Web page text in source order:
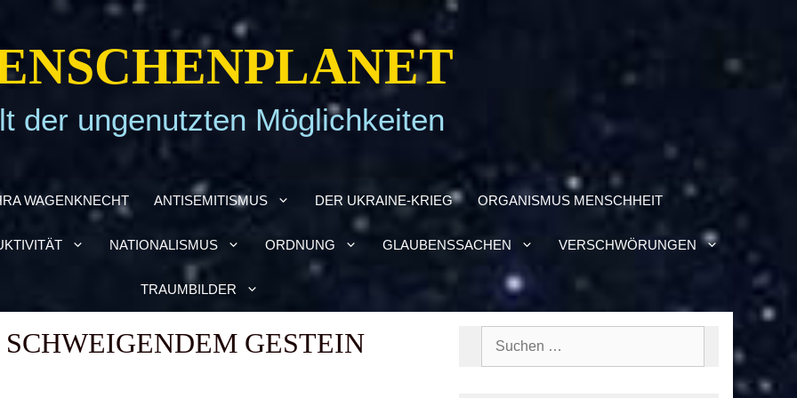
der ungenutzten Möglichkeiten
WAGEN­KNECHT ANTI­SE­MI­TIS­MUS DER UKRAI­­NE-KRIEG ORGA­NIS­MUS MENSCH­HEIT
NATIO­NA­LIS­MUS ORD­NUNG GLAU­BENS­SA­CHEN VER­SCHWÖ­RUN­GEN
TRAUM­BIL­DER
GESTEIN